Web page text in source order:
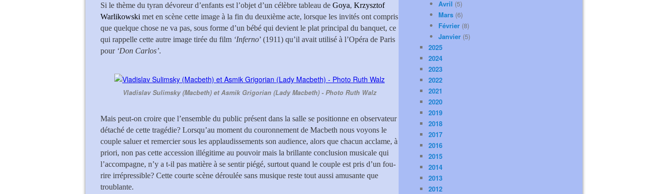
Si le thème du tyran dévoreur d’enfants est l’objet d’un célèbre tableau de Goya, Krzysztof
Warlikowski met en scène cette image à la fin du deuxième acte, lorsque les invités ont compris
que quelque chose ne va pas, sous forme d’un bébé qui devient le plat principal du banquet, ce
qui rappelle cette autre image tirée du film ‘Inferno’ (1911) qu’il avait utilisé à l’Opéra de Paris
pour ‘Don Carlos’.
Vladislav Sulimsky (Macbeth) et Asmik Grigorian (Lady Macbeth) - Photo Ruth Walz
Mais peut-on croire que l’ensemble du public présent dans la salle se positionne en observateur
détaché de cette tragédie? Lorsqu’au moment du couronnement de Macbeth nous voyons le
couple saluer et remercier sous les applaudissements son audience, alors que chacun acclame, à
priori, non pas cette accession illégitime au pouvoir mais la brillante conclusion musicale qui
l’accompagne, n’y a t-il pas matière à se sentir piégé, surtout quand le couple est pris d’un fou-
rire irrépressible? Cette courte scène déroulée sans musique reste tout aussi amusante que
troublante.
Avril (5)
Mars (6)
Février (8)
Janvier (5)
2025
2024
2023
2022
2021
2020
2019
2018
2017
2016
2015
2014
2013
2012